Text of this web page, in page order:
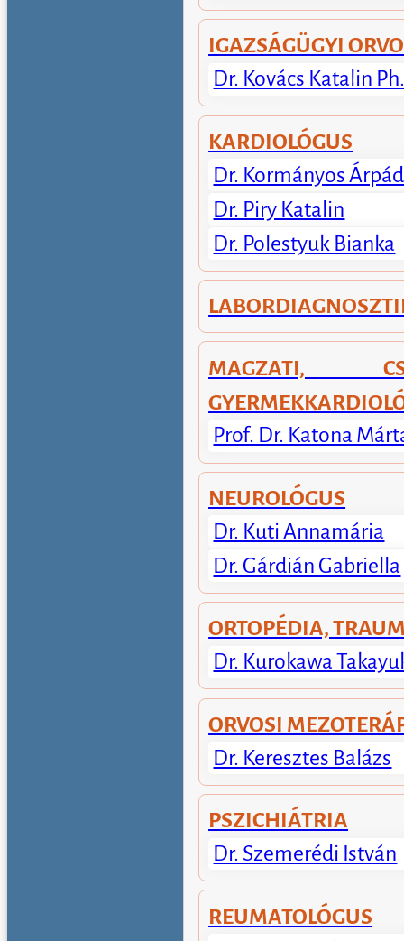
IGAZSÁGÜGYI
Dr. Kovács Katalin
KARDIOLÓGUS
Dr. Kormányos Árpád
Dr. Piry Katalin
Dr. Polestyuk Bianka
MAGZATI,
Prof. Dr. Katona
NEUROLÓGUS
Dr. Kuti Annamária
Dr. Gárdián Gabriella
ORTOPÉDIA,
Dr. Kurokawa
ORVOSI
Dr. Keresztes Balázs
PSZICHIÁTRIA
Dr. Szemerédi István
REUMATOLÓGUS